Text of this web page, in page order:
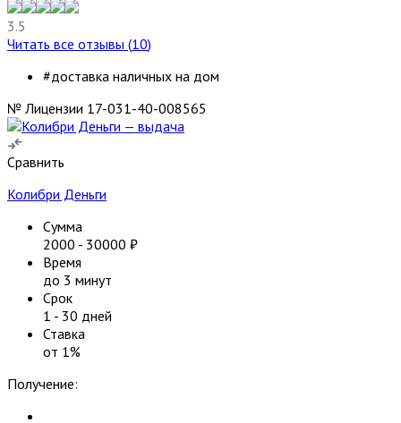
3.5
Читать все отзывы (10)
#доставка наличных на дом
№ Лицензии 17-031-40-008565
Сравнить
Колибри Деньги
Сумма
2000 - 30000 ₽
Время
до 3 минут
Срок
1 - 30 дней
Ставка
от 1%
Получение: